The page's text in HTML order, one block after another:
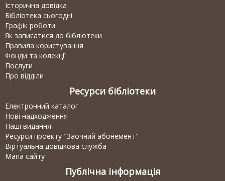
Історична довідка
Бібліотека сьогодні
Графік роботи
Як записатися до бібліотеки
Правила користування
Фонди та колекції
Послуги
Про відділи
Ресурси бібліотеки
Електронний каталог
Нові надходження
Наші видання
Ресурси проекту "Заочний абонемент"
Віртуальна довідкова служба
Мапа сайту
Публічна інформація